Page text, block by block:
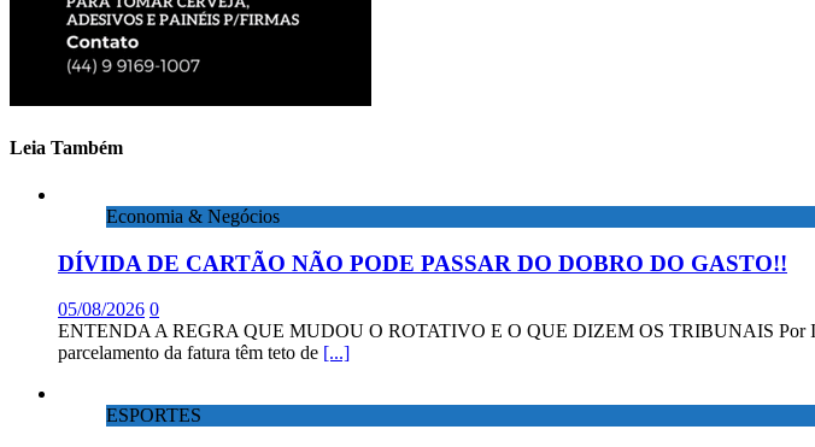
Leia Também
Economia & Negócios
DÍVIDA DE CARTÃO NÃO PODE PASSAR DO DOBRO DO GASTO!!
05/08/2026 0
ENTENDA A REGRA QUE MUDOU O ROTATIVO E O QUE DIZEM OS TRIBUNAIS Por
parcelamento da fatura têm teto de [...]
ESPORTES